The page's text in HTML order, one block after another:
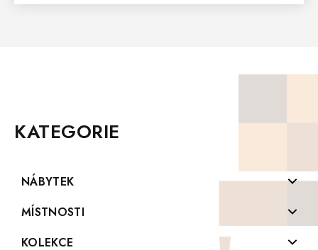
KATEGORIE
NÁBYTEK
Komody z masivu
Konferenční stolky z masivu
MÍSTNOSTI
Koupelny
KOLEKCE